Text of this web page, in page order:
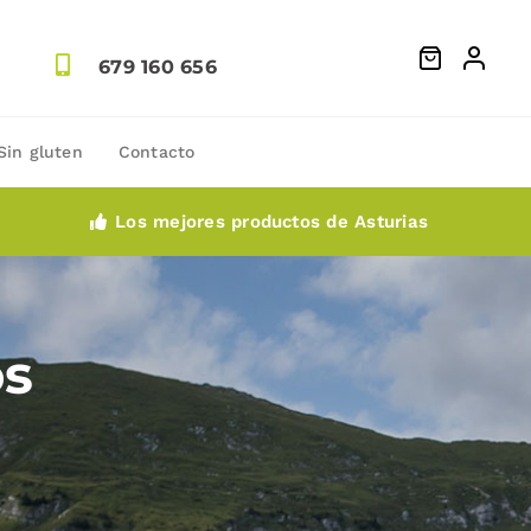
679 160 656
gluten Contacto
Los mejores productos de Asturias